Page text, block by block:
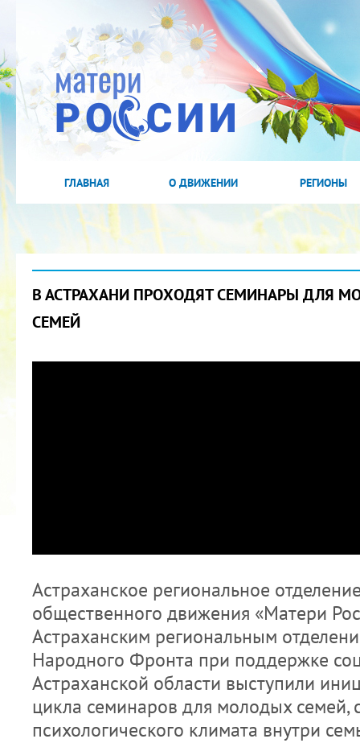
ГЛАВНАЯ О ДВИЖЕНИИ РЕГИОНЫ
В АСТРАХАНИ ПРОХОДЯТ СЕМИНАРЫ ДЛЯ
СЕМЕЙ
Астраханское региональное
общественного движения «Матери
Астраханским региональным
Народного Фронта при поддержке
Астраханской области выступили
цикла семинаров для молодых семей,
психологического климата внутри